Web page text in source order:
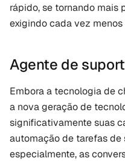
rápido, se tornando mais
exigindo cada vez
Agente de
Embora a tecnologia de
a nova geração de
significativamente suas
automação de tarefas de
especialmente, as